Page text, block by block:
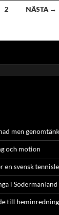
2 NÄSTA →
men
och motion
en svensk
i Södermanland
till heminredning